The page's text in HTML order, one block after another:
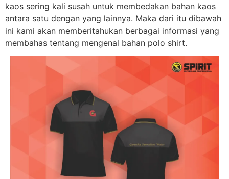
kaos sering kali susah untuk membedakan bahan kaos
antara satu dengan yang lainnya. Maka dari itu dibawah
ini kami akan memberitahukan berbagai informasi yang
membahas tentang mengenal bahan polo shirt.